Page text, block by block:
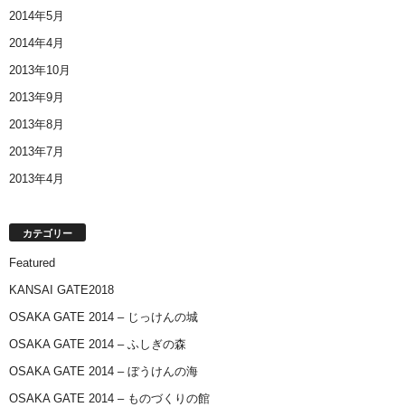
2014年5月
2014年4月
2013年10月
2013年9月
2013年8月
2013年7月
2013年4月
カテゴリー
Featured
KANSAI GATE2018
OSAKA GATE 2014 – じっけんの城
OSAKA GATE 2014 – ふしぎの森
OSAKA GATE 2014 – ぼうけんの海
OSAKA GATE 2014 – ものづくりの館